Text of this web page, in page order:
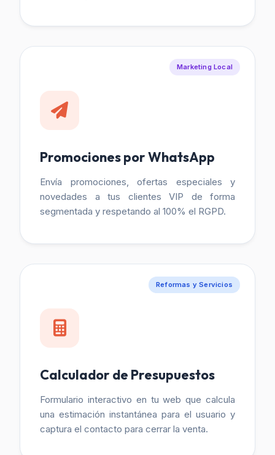
Marketing Local
Promociones por WhatsApp
Envía promociones, ofertas especiales y
novedades a tus clientes VIP de forma
segmentada y respetando al 100% el RGPD.
Reformas y Servicios
Calculador de Presupuestos
Formulario interactivo en tu web que calcula
una estimación instantánea para el usuario y
captura el contacto para cerrar la venta.